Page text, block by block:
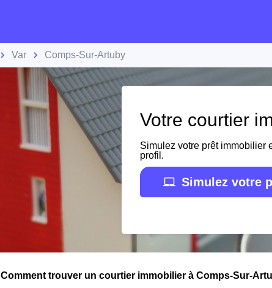
Var Comps-Sur-Artuby
Votre courtier
Simulez votre prêt immobilier
profil.
Simulez votre
Comment trouver un courtier immobilier à Comps-Sur-